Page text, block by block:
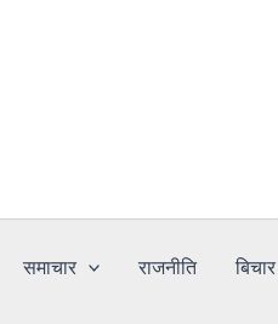
समाचार राजनीति बिचार